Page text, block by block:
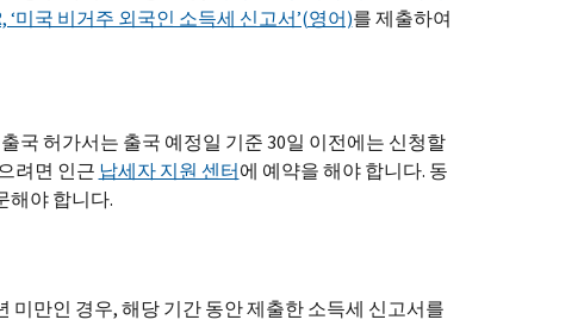
‘미국 비거주 외국인 소득세 신고서’(영어)를 제출하여
국 허가서는 출국 예정일 기준 30일 이전에는 신청할
려면 인근 납세자 지원 센터에 예약을 해야 합니다. 동
해야 합니다.
미만인 경우, 해당 기간 동안 제출한 소득세 신고서를